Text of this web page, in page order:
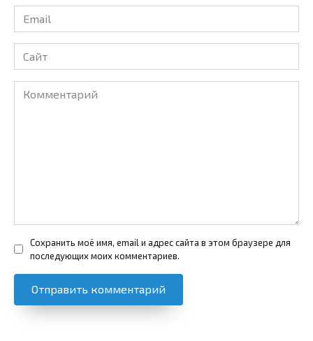
Email
*
Сайт
Комментарий
Сохранить моё имя, email и адрес сайта в этом браузере для
последующих моих комментариев.